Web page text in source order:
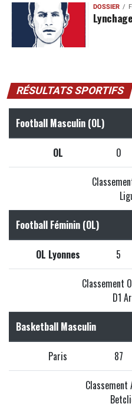
DOSSIER
RÉSULTATS SPORTIFS
Football Masculin (OL)
OL 0
Football Féminin (OL)
OL Lyonnes 5
Classement
D1
Basketball Masculin
Paris 87
Classement